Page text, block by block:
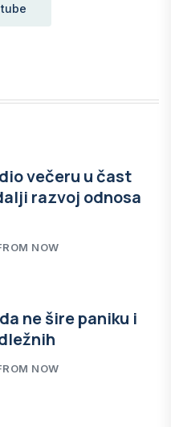
večeru u čast
razvoj odnosa
NOW
ne šire paniku i
NOW